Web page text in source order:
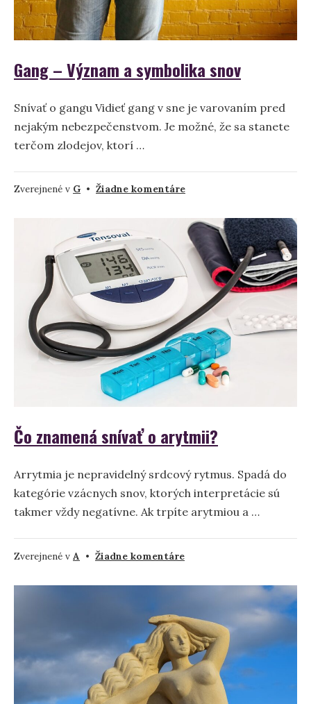
Gang – Význam a symbolika snov
Snívať o gangu Vidieť gang v sne je varovaním pred
nejakým nebezpečenstvom. Je možné, že sa stanete
terčom zlodejov, ktorí …
Zverejnené v G • Žiadne komentárena
–
Význam
symbolika
snov
Čo znamená snívať o arytmii?
Arrytmia je nepravidelný srdcový rytmus. Spadá do
kategórie vzácnych snov, ktorých interpretácie sú
takmer vždy negatívne. Ak trpíte arytmiou a …
Zverejnené v A • Žiadne komentárena
znamená
o
arytmii?